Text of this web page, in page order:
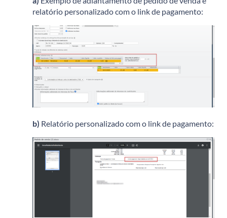
relatório personalizado com o link de pagamento:
b) Relatório personalizado com o link de pagamento: